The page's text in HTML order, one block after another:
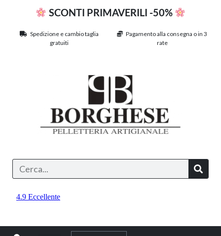
SCONTI PRIMAVERILI -50%
Spedizione e cambio taglia
gratuiti
Pagamento alla consegna o in 3
rate